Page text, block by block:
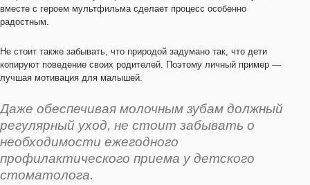
вместе с героем мультфильма сделает процесс особенно
радостным.
Не стоит также забывать, что природой задумано так, что дети
копируют поведение своих родителей. Поэтому личный пример —
лучшая мотивация для малышей.
Даже обеспечивая молочным зубам должный
регулярный уход, не стоит забывать о
необходимости ежегодного
профилактического приема у детского
стоматолога.